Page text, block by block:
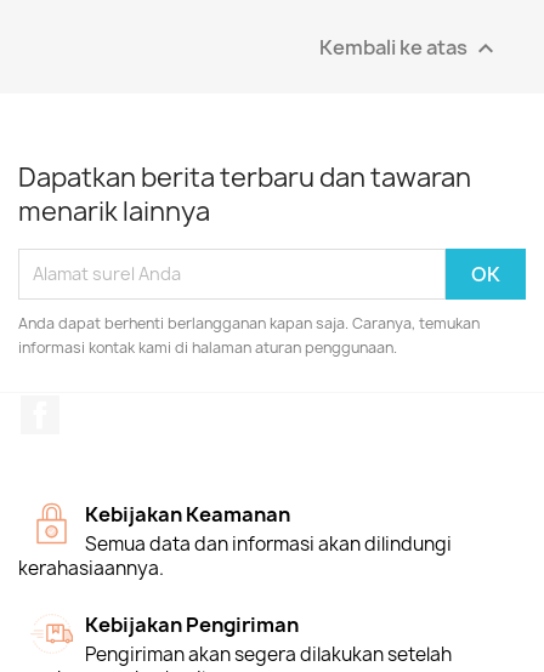
Kembali ke atas 
Dapatkan berita terbaru dan tawaran
menarik lainnya
Anda dapat berhenti berlangganan kapan saja. Caranya, temukan
informasi kontak kami di halaman aturan penggunaan.
Kebijakan Keamanan
Semua data dan informasi akan dilindungi
kerahasiaannya.
Kebijakan Pengiriman
Pengiriman akan segera dilakukan setelah